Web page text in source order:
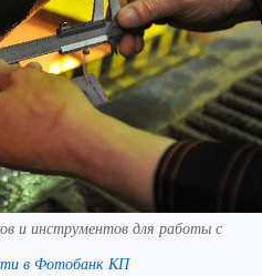
и инструментов для работы с
в Фотобанк КП